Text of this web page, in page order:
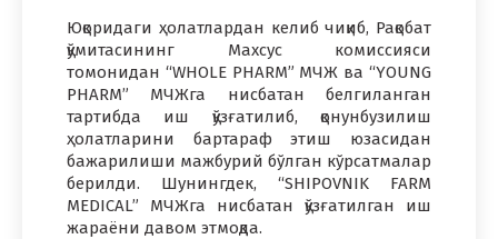
Юқоридаги ҳолатлардан келиб чиқиб, Рақобат
қўмитасининг Махсус комиссияси
томонидан “WHOLE PHARM” МЧЖ ва “YOUNG
PHARM” МЧЖга нисбатан белгиланган
тартибда иш қўзғатилиб, қонунбузилиш
ҳолатларини бартараф этиш юзасидан
бажарилиши мажбурий бўлган кўрсатмалар
берилди. Шунингдек, “SHIPOVNIK FARM
MEDICAL” МЧЖга нисбатан қўзғатилган иш
жараёни давом этмоқда.